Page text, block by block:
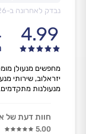
נבדק לאחרונה ב-
4.99
מחפשים מנעולן
יזראלוב, שירותי
מנעולנות מתקדמים...
חוות דעת של
5.00